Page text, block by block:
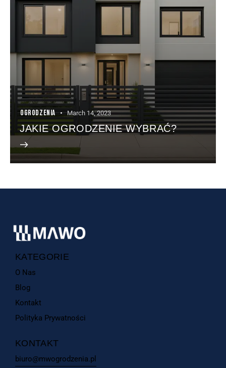
OGRODZENIA March 14, 2023
JAKIE OGRODZENIE WYBRAĆ?
KATEGORIE
O Nas
Blog
Kontakt
Polityka Prywatności
KONTAKT
biuro@mwogrodzenia.pl